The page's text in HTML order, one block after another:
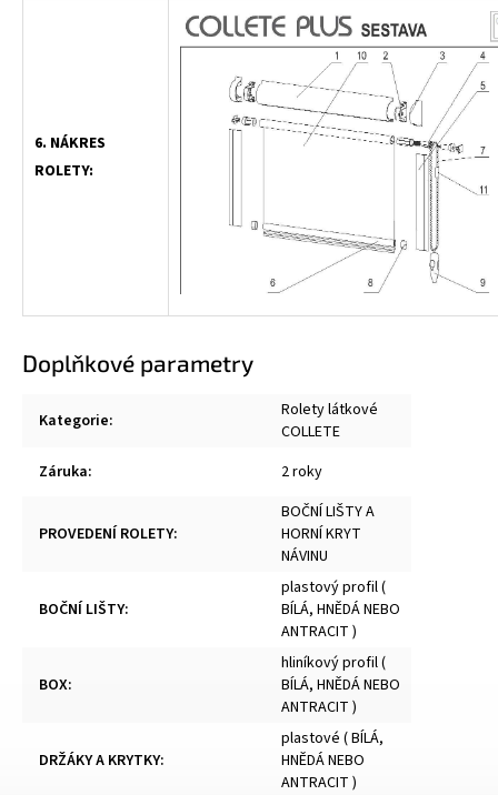
6. NÁKRES
ROLETY:
Doplňkové parametry
Kategorie:
Rolety látkové
COLLETE
Záruka: 2 roky
PROVEDENÍ ROLETY:
BOČNÍ LIŠTY A
HORNÍ KRYT
NÁVINU
BOČNÍ LIŠTY:
plastový profil (
BÍLÁ, HNĚDÁ NEBO
ANTRACIT )
BOX:
hliníkový profil (
BÍLÁ, HNĚDÁ NEBO
ANTRACIT )
DRŽÁKY A KRYTKY:
plastové ( BÍLÁ,
HNĚDÁ NEBO
ANTRACIT )